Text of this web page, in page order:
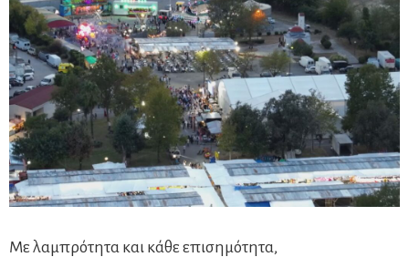
Με λαμπρότητα και κάθε επισημότητα,